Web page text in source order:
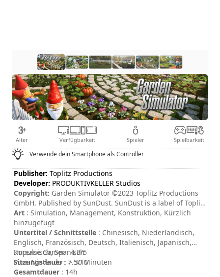
Alter Verfügbarkeit Spieler Spielbarkeit
Verwende dein Smartphone als Controller
Publisher: Toplitz Productions
Developer: PRODUKTIVKELLER Studios
Copyright: Garden Simulator ©2023 Toplitz Productions
GmbH. Published by SunDust. SunDust is a label of Toplitz
Productions. Developed by PRODUKTIVKELLER Studios UG.
All rights reserved.
Art : Simulation, Management, Konstruktion, Kürzlich
hinzugefügt
Untertitel / Schnittstelle : Chinesisch, Niederländisch,
Englisch, Französisch, Deutsch, Italienisch, Japanisch,
Koreanisch, Spanisch
Sitzungsdauer : > 30 Minuten
Gesamtdauer : 14h
Impulse Gamer : 4.3/5
Pure Nintendo : 7.5/10